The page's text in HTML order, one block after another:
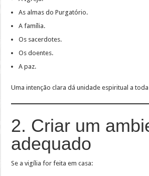
As almas do Purgatório.
A família.
Os sacerdotes.
Os doentes.
A paz.
Uma intenção clara dá unidade espiritual a
2. Criar um
adequado
Se a vigília for feita em casa: